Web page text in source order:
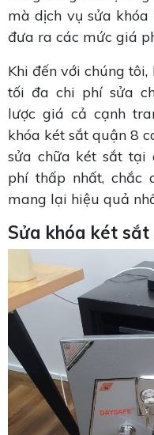
mà dịch vụ sửa
đưa ra các mức giá
Khi đến với chúng
tối đa chi phí sửa
lược giá cả cạnh
khóa két sắt quận 8
sửa chữa két sắt tại
phí thấp nhất, chắc
mang lại hiệu quả
Sửa khóa két sắt